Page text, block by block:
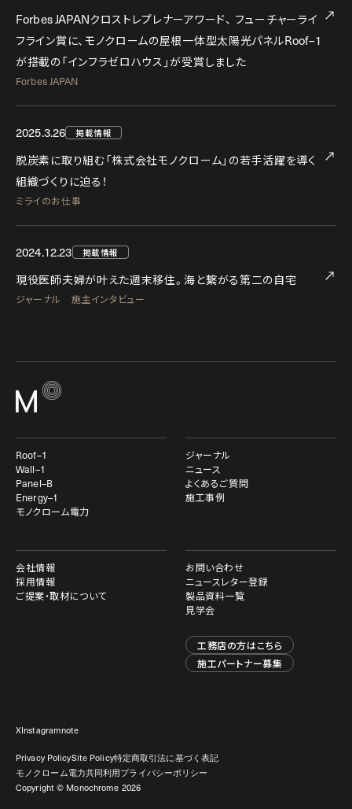
最もミニマルな太陽光パネル
Forbes JAPANクロストレプレナーアワード、 フューチャーライ
フライン賞に、モノクロームの屋根一体型太陽光パネルRoof–1
が搭載の「インフラゼロハウス」が受賞しました
Forbes JAPAN
2025.3.26 掲載情報
脱炭素に取り組む「株式会社モノクローム」の若手活躍を導く
組織づくりに迫る！
ミライのお仕事
2024.12.23 掲載情報
現役医師夫婦が叶えた週末移住。海と繋がる第二の自宅
ジャーナル 施主インタビュー
Roof–1
Wall–1
Panel–B
Energy–1
モノクローム電力
ジャーナル
ニュース
よくあるご質問
施工事例
会社情報
採用情報
ご提案・取材について
お問い合わせ
ニュースレター登録
製品資料一覧
見学会
工務店の方はこちら
施工パートナー募集
XInstagramnote
Privacy PolicySite Policy特定商取引法に基づく表記
モノクローム電力共同利用プライバシーポリシー
Copyright © Monochrome 2026